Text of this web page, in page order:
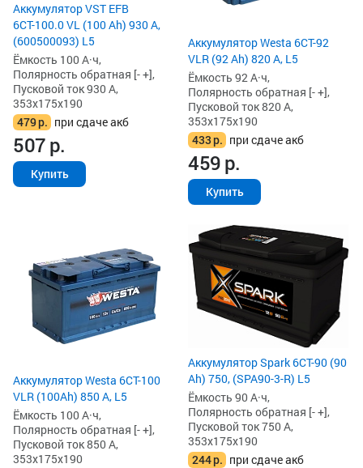
Аккумулятор VST EFB
6СТ-100.0 VL (100 Ah) 930 А,
(600500093) L5
Ёмкость 100 А·ч,
Полярность обратная [- +],
Пусковой ток 930 А,
353x175x190
479р. при сдаче акб
507р.
Купить
Аккумулятор Westa 6СТ-92
VLR (92 Ah) 820 А, L5
Ёмкость 92 А·ч,
Полярность обратная [- +],
Пусковой ток 820 А,
353x175x190
433р. при сдаче акб
459р.
Купить
Аккумулятор Westa 6СТ-100
VLR (100Ah) 850 А, L5
Ёмкость 100 А·ч,
Полярность обратная [- +],
Пусковой ток 850 А,
353x175x190
Аккумулятор Spark 6СТ-90 (90
Ah) 750, (SPA90-3-R) L5
Ёмкость 90 А·ч,
Полярность обратная [- +],
Пусковой ток 750 А,
353x175x190
244р. при сдаче акб